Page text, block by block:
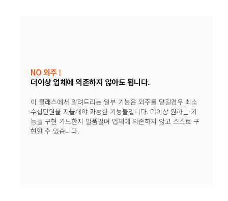
NO 외주 !
더이상 업체에 의존하지 않아도 됩니다.
이 클래스에서 알려드리는 일부 기능은 외주를 맡길경우 최소
수십만원을 지불해야 가능한 기능들입니다. 더이상 원하는 기
능들 구현 가느한지 발품팔며 업체에 의존하지 않고 스스로 구
현할 수 있습니다.